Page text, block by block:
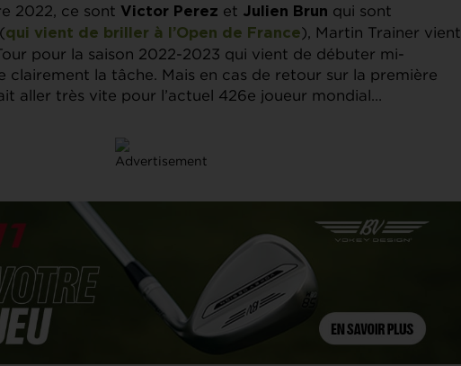
2022, ce sont Victor Perez et Julien Brun qui sont
(qui vient de briller à l’Open de France), Martin Trainer vient
pour la saison 2022-2023 qui vient de débuter mi-
clairement la tâche. Mais en cas de retour sur la première
aller très vite pour l’actuel 426e joueur mondial…